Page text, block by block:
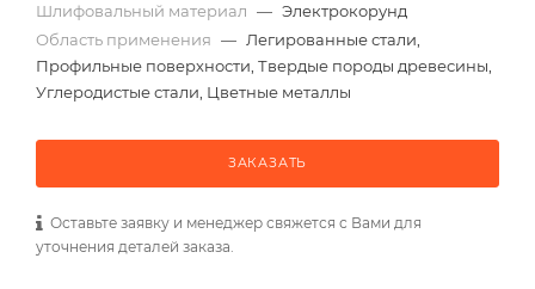
Шлифовальный материал — Электрокорунд
Область применения — Легированные стали,
Профильные поверхности, Твердые породы древесины,
Углеродистые стали, Цветные металлы
ЗАКАЗАТЬ
Оставьте заявку и менеджер свяжется с Вами для
уточнения деталей заказа.